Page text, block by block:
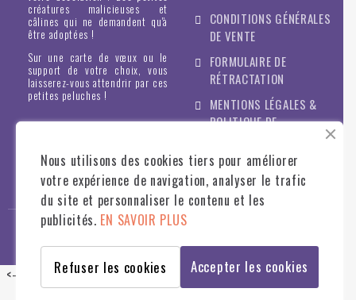
créatures malicieuses et
câlines qui ne demandent qu'à
être adoptées !
Sur une carte de vœux ou le
support de votre choix, vous
laisserez-vous attendrir par ces
petites peluches !
CONDITIONS GÉNÉRALES
DE VENTE
FORMULAIRE DE
RÉTRACTATION
MENTIONS LÉGALES &
POLITIQUE DE
<--
Nous utilisons des cookies tiers pour améliorer
votre expérience de navigation, analyser le trafic
du site et personnaliser le contenu et les
publicités. EN SAVOIR PLUS
Accepter les cookies
Refuser les cookies